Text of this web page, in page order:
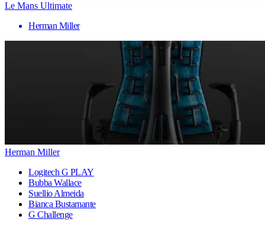
Le Mans Ultimate
Herman Miller
Herman Miller
Logitech G PLAY
Bubba Wallace
Suellio Almeida
Bianca Bustamante
G Challenge